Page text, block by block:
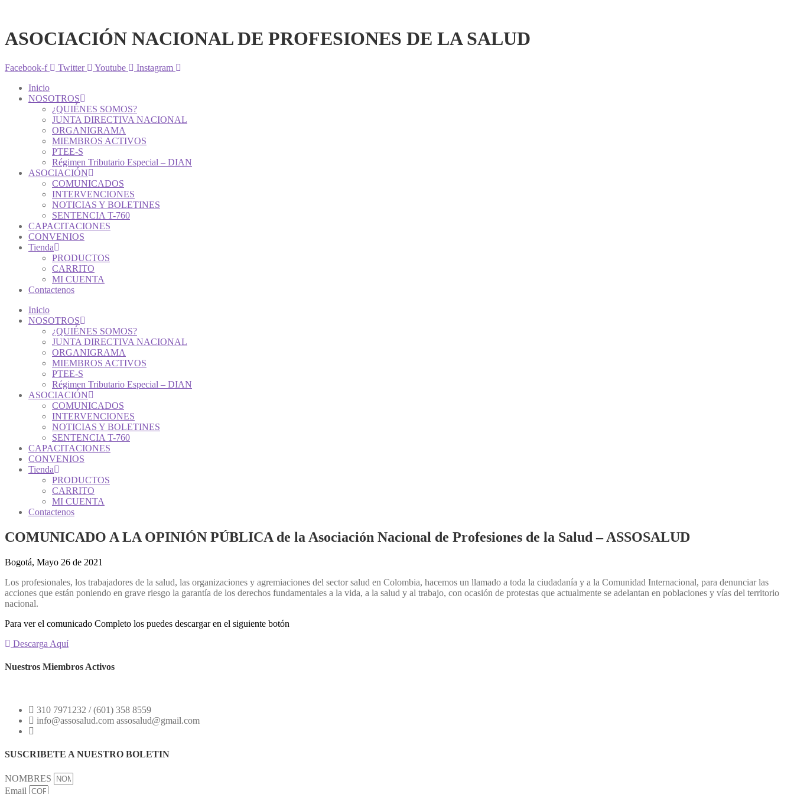
ASOCIACIÓN NACIONAL DE PROFESIONES DE LA SALUD
Facebook-f Twitter Youtube
Instagram
Inicio
NOSOTROS
¿QUIÉNES SOMOS?
JUNTA DIRECTIVA NACIONAL
ORGANIGRAMA
MIEMBROS ACTIVOS
PTEE-S
Régimen Tributario Especial – DIAN
ASOCIACIÓN
COMUNICADOS
INTERVENCIONES
NOTICIAS Y BOLETINES
SENTENCIA T-760
CAPACITACIONES
CONVENIOS
Tienda
PRODUCTOS
CARRITO
MI CUENTA
Contactenos
Inicio
NOSOTROS
¿QUIÉNES SOMOS?
JUNTA DIRECTIVA NACIONAL
ORGANIGRAMA
MIEMBROS ACTIVOS
PTEE-S
Régimen Tributario Especial – DIAN
ASOCIACIÓN
COMUNICADOS
INTERVENCIONES
NOTICIAS Y BOLETINES
SENTENCIA T-760
CAPACITACIONES
CONVENIOS
Tienda
PRODUCTOS
CARRITO
MI CUENTA
Contactenos
COMUNICADO A LA OPINIÓN PÚBLICA de la Asociación Nacional de Profesiones de la Salud – ASSOSALUD
Bogotá, Mayo 26 de 2021
Los profesionales, los trabajadores de la salud, las organizaciones y agremiaciones del sector salud en Colombia, hacemos un llamado a toda la ciudadanía y a la Comunidad Internacional, para denunciar las
acciones que están poniendo en grave riesgo la garantía de los derechos fundamentales a la vida, a la salud y al trabajo, con ocasión de protestas que actualmente se adelantan en poblaciones y vías del territorio
nacional.
Para ver el comunicado Completo los puedes descargar en el siguiente botón
Descarga Aquí
Nuestros Miembros Activos
310 7971232 / (601) 358 8559
info@assosalud.com assosalud@gmail.com
SUSCRIBETE A NUESTRO BOLETIN
NOMBRES
Email